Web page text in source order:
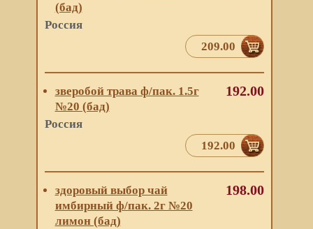
(бад)
Россия
209.00
зверобой трава ф/пак. 1.5г
№20 (бад)
Россия
192.00
192.00
здоровый выбор чай
имбирный ф/пак. 2г №20
лимон (бад)
198.00